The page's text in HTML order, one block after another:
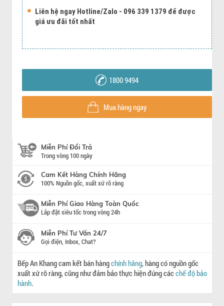
Liên hệ ngay Hotline/Zalo - 096 339 1379 để được
giá ưu đãi tốt nhất
1800 9494
Mua hàng ngay
Miễn Phí Đổi Trả
Trong vòng 100 ngày
Cam Kết Hàng Chính Hãng
100% Nguồn gốc, xuất xứ rõ ràng
Miễn Phí Giao Hàng Toàn Quốc
Lắp đặt siêu tốc trong vòng 24h
Miễn Phí Tư Vấn 24/7
Gọi điện, Inbox, Chat?
Bếp An Khang cam kết bán hàngchính hãng, hàng có nguồn gốc
xuất xứ rõ ràng, cũng như đảm bảo thực hiện đúng cácchế độ bảo
hành.